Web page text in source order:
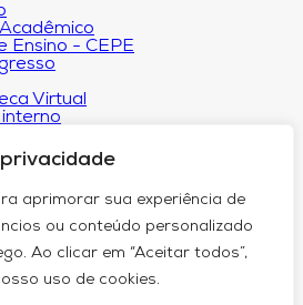
aprimorar sua experiência de
ou conteúdo personalizado
Ao clicar em “Aceitar todos”,
uso de cookies.
Ensino - CEPE
Virtual
e Portarias
Própria de Avaliação
Psicopedagógico
e Cultura